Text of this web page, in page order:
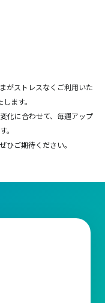
がストレスなくご利用いた
ます。
化に合わせて、毎週アップ
。
ひご期待ください。